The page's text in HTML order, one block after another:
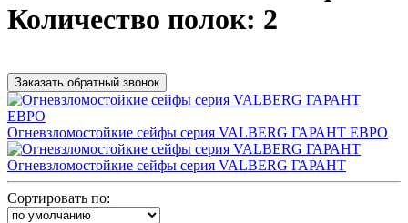
Количество полок: 2
Заказать обратный звонок
Огневзломостойкие сейфы серия VALBERG ГАРАНТ ЕВРО
Огневзломостойкие сейфы серия VALBERG ГАРАНТ
Сортировать по: